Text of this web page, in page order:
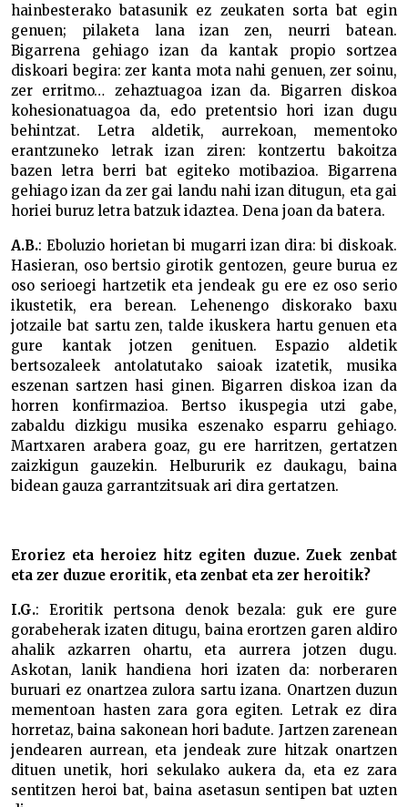
hainbesterako batasunik ez zeukaten sorta bat egin
genuen; pilaketa lana izan zen, neurri batean.
Bigarrena gehiago izan da kantak propio sortzea
diskoari begira: zer kanta mota nahi genuen, zer soinu,
zer erritmo… zehaztuagoa izan da. Bigarren diskoa
kohesionatuagoa da, edo pretentsio hori izan dugu
behintzat. Letra aldetik, aurrekoan, mementoko
erantzuneko letrak izan ziren: kontzertu bakoitza
bazen letra berri bat egiteko motibazioa. Bigarrena
gehiago izan da zer gai landu nahi izan ditugun, eta gai
horiei buruz letra batzuk idaztea. Dena joan da batera.
A.B.: Eboluzio horietan bi mugarri izan dira: bi diskoak.
Hasieran, oso bertsio girotik gentozen, geure burua ez
oso serioegi hartzetik eta jendeak gu ere ez oso serio
ikustetik, era berean. Lehenengo diskorako baxu
jotzaile bat sartu zen, talde ikuskera hartu genuen eta
gure kantak jotzen genituen. Espazio aldetik
bertsozaleek antolatutako saioak izatetik, musika
eszenan sartzen hasi ginen. Bigarren diskoa izan da
horren konfirmazioa. Bertso ikuspegia utzi gabe,
zabaldu dizkigu musika eszenako esparru gehiago.
Martxaren arabera goaz, gu ere harritzen, gertatzen
zaizkigun gauzekin. Helbururik ez daukagu, baina
bidean gauza garrantzitsuak ari dira gertatzen.
Eroriez eta heroiez hitz egiten duzue. Zuek zenbat
eta zer duzue eroritik, eta zenbat eta zer heroitik?
I.G.: Eroritik pertsona denok bezala: guk ere gure
gorabeherak izaten ditugu, baina erortzen garen aldiro
ahalik azkarren ohartu, eta aurrera jotzen dugu.
Askotan, lanik handiena hori izaten da: norberaren
buruari ez onartzea zulora sartu izana. Onartzen duzun
mementoan hasten zara gora egiten. Letrak ez dira
horretaz, baina sakonean hori badute. Jartzen zarenean
jendearen aurrean, eta jendeak zure hitzak onartzen
dituen unetik, hori sekulako aukera da, eta ez zara
sentitzen heroi bat, baina asetasun sentipen bat uzten